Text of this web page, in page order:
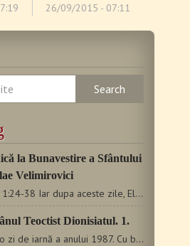
26/09/2015 - 07:11
la Bunavestire a Sfântului
Velimirovici
LUCA 1:24-38 Iar dupa aceste zile, Elisabeta, femeia lui, a…
Teoctist Dionisiatul. 1.
Era o zi de iarnă a anului 1987. Cu barcagiul Mănăstirii…